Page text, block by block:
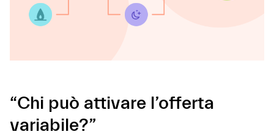
“Chi può attivare l’offerta
variabile?”